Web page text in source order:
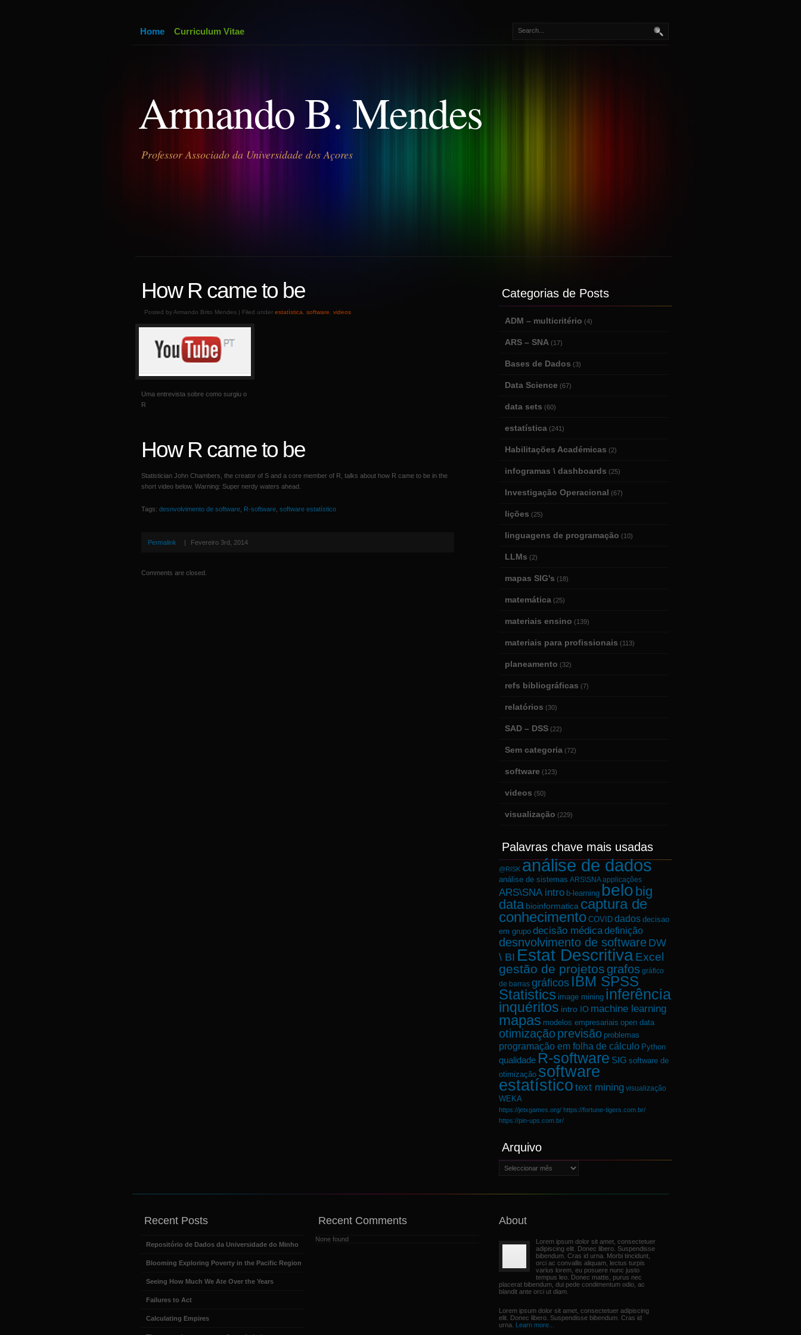
Armando B. Mendes
Professor Associado da Universidade dos Açores
Home Curriculum Vitae
How R came to be
Posted by Armando Brito Mendes | Filed under estatística software videos
Uma entrevista sobre como surgiu o
R
How R came to be
Statistician John Chambers, the creator of S and a core member of R, talks about how R came to be in the
short video below. Warning: Super nerdy waters ahead.
Tags: desnvolvimento de software R-software software estatístico
Permalink | Fevereiro 3rd, 2014
Comments are closed.
Categorias de Posts
ADM – multicritério (4)
ARS – SNA (17)
Bases de Dados (3)
Data Science (67)
data sets (60)
estatística (241)
Habilitações Académicas (2)
infogramas \ dashboards (25)
Investigação Operacional (67)
lições (25)
linguagens de programação (10)
LLMs (2)
mapas SIG's (18)
matemática (25)
materiais ensino (139)
materiais para profissionais (113)
planeamento (32)
refs bibliográficas (7)
relatórios (30)
SAD – DSS (22)
Sem categoria (72)
software (123)
videos (50)
visualização (229)
Palavras chave mais usadas
@RISK análise de dados
análise de sistemas ARS\SNA applicações
ARS\SNA intro b-learning belo big
data bioinformatica captura de
conhecimento COVID dados decisao
em grupo decisão médicadefinição
desnvolvimento de software DW
\ BI Estat DescritivaExcel
gestão de projetos grafos gráfico
de barras gráficos IBM SPSS
Statistics image mining inferência
inquéritos intro IO machine learning
mapas modelos empresariais open data
otimizaçãoprevisão problemas
programação em folha de cálculo Python
qualidade R-software SIG software de
otimização software
estatístico text mining visualização
WEKA
https://jetxgames.org/ https://fortune-tigers.com.br/
https://pin-ups.com.br/
Arquivo
Arquivo
Recent Posts
Repositório de Dados da Universidade do Minho
Blooming Exploring Poverty in the Pacific Region
Seeing How Much We Ate Over the Years
Failures to Act
Calculating Empires
Recent Comments
None found
About
Lorem ipsum dolor sit amet, consectetuer
adipiscing elit. Donec libero. Suspendisse
bibendum. Cras id urna. Morbi tincidunt,
orci ac convallis aliquam, lectus turpis
varius lorem, eu posuere nunc justo
tempus leo. Donec mattis, purus nec
placerat bibendum, dui pede condimentum odio, ac
blandit ante orci ut diam.
Lorem ipsum dolor sit amet, consectetuer adipiscing
elit. Donec libero. Suspendisse bibendum. Cras id
urna. Learn more...